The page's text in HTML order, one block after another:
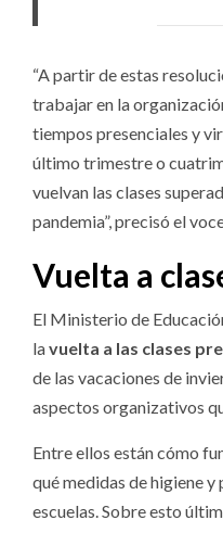
“A partir de estas
trabajar en la
tiempos presenciales y
último trimestre o
vuelvan las clases
pandemia”, precisó el
Vuelta a
El Ministerio de
lavuelta a las clases
de las vacaciones de
aspectos organizativos
Entre ellos están cómo
qué medidas de higiene
escuelas. Sobre esto